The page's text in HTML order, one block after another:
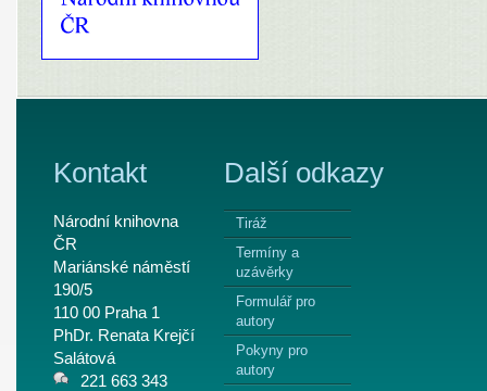
Kontakt
Národní knihovna
ČR
Mariánské náměstí
190/5
110 00 Praha 1
PhDr. Renata Krejčí
Salátová
221 663 343
Další odkazy
Tiráž
Termíny a
uzávěrky
Formulář pro
autory
Pokyny pro
autory